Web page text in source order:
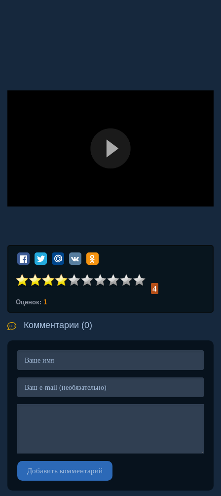
4
Оценок: 1
Комментарии (0)
Добавить комментарий